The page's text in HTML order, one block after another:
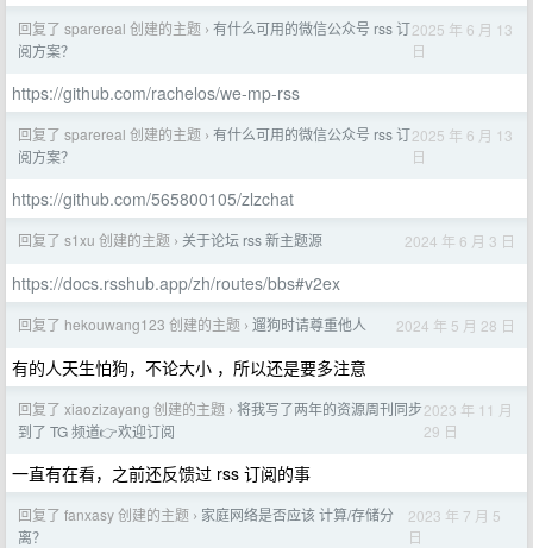
回复了 sparereal 创建的主题 › 有什么可用的微信公众号 rss 订
阅方案？
2025 年 6 月 13
日
https://github.com/rachelos/we-mp-rss
回复了 sparereal 创建的主题 › 有什么可用的微信公众号 rss 订
阅方案？
2025 年 6 月 13
日
https://github.com/565800105/zlzchat
回复了 s1xu 创建的主题 › 关于论坛 rss 新主题源 2024 年 6 月 3 日
https://docs.rsshub.app/zh/routes/bbs#v2ex
回复了 hekouwang123 创建的主题 › 遛狗时请尊重他人 2024 年 5 月 28 日
有的人天生怕狗，不论大小 ，所以还是要多注意
回复了 xiaozizayang 创建的主题 › 将我写了两年的资源周刊同步
到了 TG 频道👉欢迎订阅
2023 年 11 月
29 日
一直有在看，之前还反馈过 rss 订阅的事
回复了 fanxasy 创建的主题 › 家庭网络是否应该 计算/存储分
离？
2023 年 7 月 5
日